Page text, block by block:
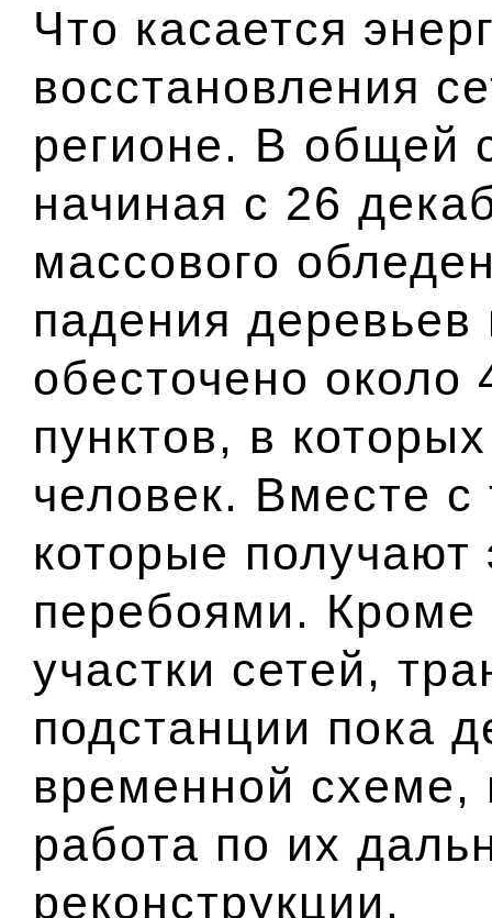
Что касается
восстановления
регионе. В общей
начиная с 26
массового
падения
обесточено
пунктов, в
человек. Вместе с
которые получают
перебоями. Кроме
участки сетей,
подстанции пока
временной схеме,
работа по их
реконструкции.